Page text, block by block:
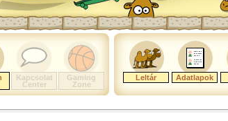
Kapcsolat
Center
Gaming
Zone
Leltár Adatlapok